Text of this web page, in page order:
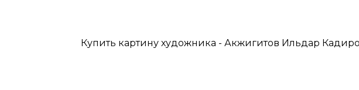
Купить картину художника - Акжигитов Ильдар